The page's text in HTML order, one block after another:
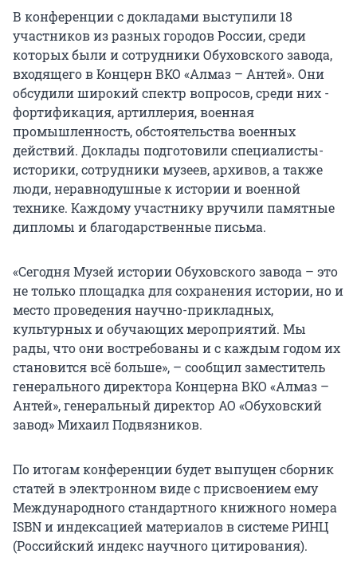
В конференции с докладами выступили 18
участников из разных городов России, среди
которых были и сотрудники Обуховского завода,
входящего в Концерн ВКО «Алмаз – Антей». Они
обсудили широкий спектр вопросов, среди них -
фортификация, артиллерия, военная
промышленность, обстоятельства военных
действий. Доклады подготовили специалисты-
историки, сотрудники музеев, архивов, а также
люди, неравнодушные к истории и военной
технике. Каждому участнику вручили памятные
дипломы и благодарственные письма.
«Сегодня Музей истории Обуховского завода – это
не только площадка для сохранения истории, но и
место проведения научно-прикладных,
культурных и обучающих мероприятий. Мы
рады, что они востребованы и с каждым годом их
становится всё больше», – сообщил заместитель
генерального директора Концерна ВКО «Алмаз –
Антей», генеральный директор АО «Обуховский
завод» Михаил Подвязников.
По итогам конференции будет выпущен сборник
статей в электронном виде с присвоением ему
Международного стандартного книжного номера
ISBN и индексацией материалов в системе РИНЦ
(Российский индекс научного цитирования).